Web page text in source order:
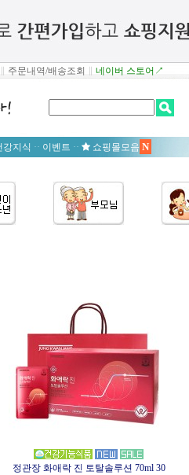
주문내역/배송조회 네이버 스토어↗
강지식 ·· 이벤트 ·· 쇼핑몰모음 N
정관장 화애락 진 토탈솔루션 70ml 30